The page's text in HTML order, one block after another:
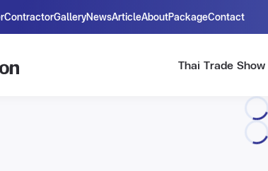
ContractorGalleryNewsArticleAboutPackageContact
Thai Trade Show